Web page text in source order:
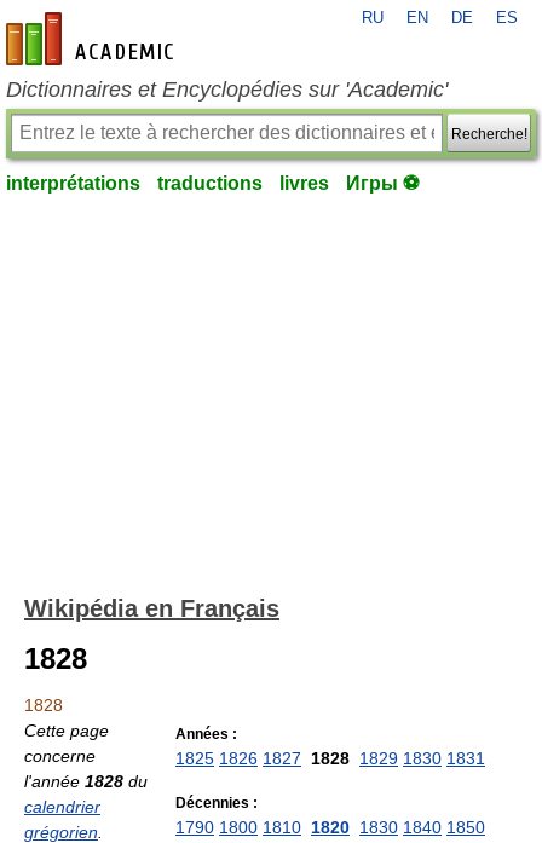
fr-academic.com
RU EN DE ES
Dictionnaires et Encyclopédies sur 'Academic'
Recherche!
interprétations traductions livres Игры ⚽
Wikipédia en Français
1828
1828
Années :
1825 1826 1827 1828 1829 1830 1831
Décennies :
1790 1800 1810 1820 1830 1840 1850
Cette page
concerne
l'année 1828 du
calendrier
grégorien